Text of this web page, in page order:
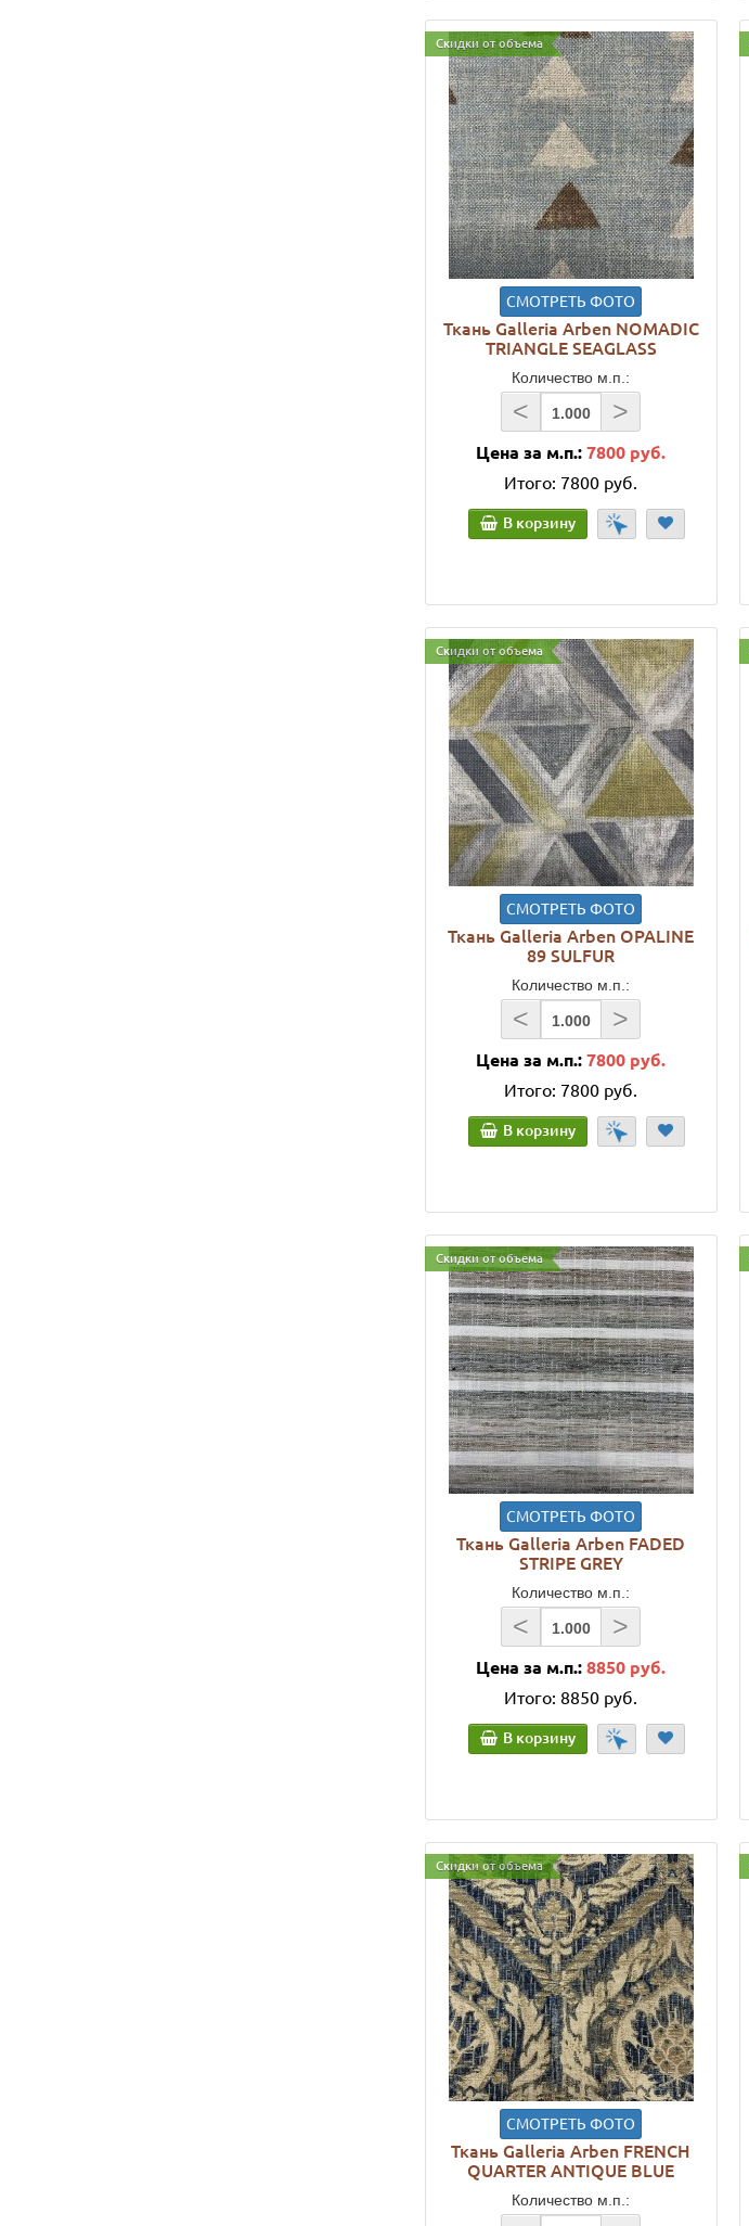
Скидки от объема
СМОТРЕТЬ ФОТО
Ткань Galleria Arben NOMADIC
TRIANGLE SEAGLASS
Количество м.п.:
< >
Цена за м.п.:7800 руб.
Итого: 7800 руб.
В корзину
Скидки от объема
СМОТРЕТЬ ФОТО
Ткань Galleria Arben OPALINE
89 SULFUR
Количество м.п.:
< >
Цена за м.п.:7800 руб.
Итого: 7800 руб.
В корзину
Скидки от объема
СМОТРЕТЬ ФОТО
Ткань Galleria Arben FADED
STRIPE GREY
Количество м.п.:
< >
Цена за м.п.:8850 руб.
Итого: 8850 руб.
В корзину
Скидки от объема
СМОТРЕТЬ ФОТО
Ткань Galleria Arben FRENCH
QUARTER ANTIQUE BLUE
Количество м.п.: